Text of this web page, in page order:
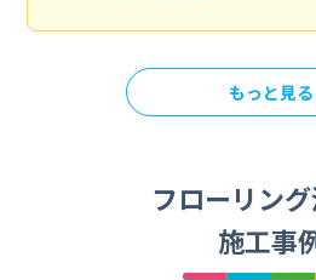
もっと見る
フローリン
施工事